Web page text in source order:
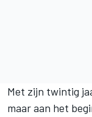
Met zijn twintig
maar aan het